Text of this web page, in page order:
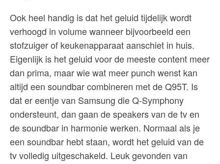
Ook heel handig is dat het geluid tijdelijk wordt
verhoogd in volume wanneer bijvoorbeeld een
stofzuiger of keukenapparaat aanschiet in huis.
Eigenlijk is het geluid voor de meeste content meer
dan prima, maar wie wat meer punch wenst kan
altijd een soundbar combineren met de Q95T. Is
dat er eentje van Samsung die Q-Symphony
ondersteunt, dan gaan de speakers van de tv en
de soundbar in harmonie werken. Normaal als je
een soundbar hebt staan, wordt het geluid van de
tv volledig uitgeschakeld. Leuk gevonden van